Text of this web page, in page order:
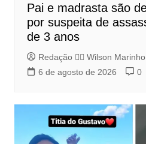
Pai e madrasta são
por suspeita de
de 3 anos
Redação 👨‍⚖️​ Wilson Marinho
6 de agosto de 2026
0